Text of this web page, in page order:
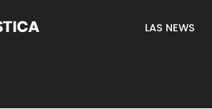
LAS NEWS